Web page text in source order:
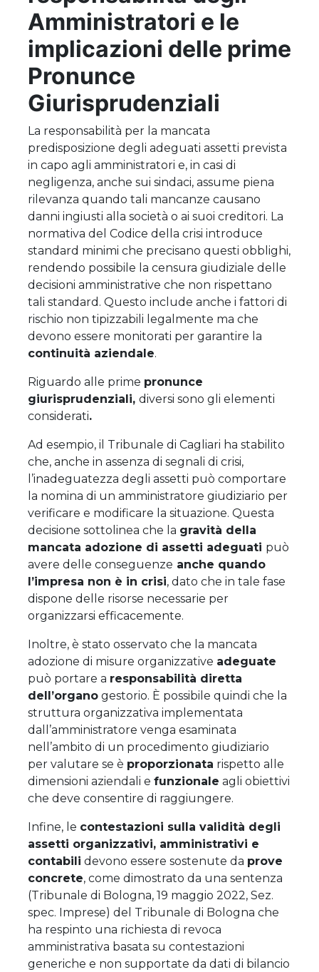
Amministratori e le
implicazioni delle prime
Pronunce
Giurisprudenziali
La responsabilità per la mancata
predisposizione degli adeguati assetti prevista
in capo agli amministratori e, in casi di
negligenza, anche sui sindaci, assume piena
rilevanza quando tali mancanze causano
danni ingiusti alla società o ai suoi creditori. La
normativa del Codice della crisi introduce
standard minimi che precisano questi obblighi,
rendendo possibile la censura giudiziale delle
decisioni amministrative che non rispettano
tali standard. Questo include anche i fattori di
rischio non tipizzabili legalmente ma che
devono essere monitorati per garantire la
continuità aziendale.
Riguardo alle prime pronunce
giurisprudenziali, diversi sono gli elementi
considerati.
Ad esempio, il Tribunale di Cagliari ha stabilito
che, anche in assenza di segnali di crisi,
l’inadeguatezza degli assetti può comportare
la nomina di un amministratore giudiziario per
verificare e modificare la situazione. Questa
decisione sottolinea che la gravità della
mancata adozione di assetti adeguati può
avere delle conseguenze anche quando
l’impresa non è in crisi, dato che in tale fase
dispone delle risorse necessarie per
organizzarsi efficacemente.
Inoltre, è stato osservato che la mancata
adozione di misure organizzative adeguate
può portare a responsabilità diretta
dell’organo gestorio. È possibile quindi che la
struttura organizzativa implementata
dall’amministratore venga esaminata
nell’ambito di un procedimento giudiziario
per valutare se è proporzionata rispetto alle
dimensioni aziendali e funzionale agli obiettivi
che deve consentire di raggiungere.
Infine, le contestazioni sulla validità degli
assetti organizzativi, amministrativi e
contabili devono essere sostenute da prove
concrete, come dimostrato da una sentenza
(Tribunale di Bologna, 19 maggio 2022, Sez.
spec. Imprese) del Tribunale di Bologna che
ha respinto una richiesta di revoca
amministrativa basata su contestazioni
generiche e non supportate da dati di bilancio